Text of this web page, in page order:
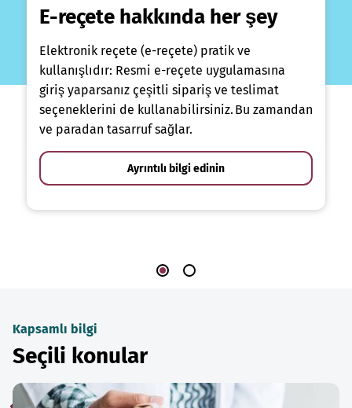
E-reçete hakkında her şey
Elektronik reçete (e-reçete) pratik ve
kullanışlıdır: Resmi e-reçete uygulamasına
giriş yaparsanız çeşitli sipariş ve teslimat
seçeneklerini de kullanabilirsiniz. Bu zamandan
ve paradan tasarruf sağlar.
Ayrıntılı bilgi edinin
Kapsamlı bilgi
Seçili konular